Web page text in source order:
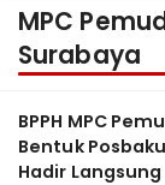
MPC
Surabaya
BPPH MPC
Bentuk
Hadir Langsung